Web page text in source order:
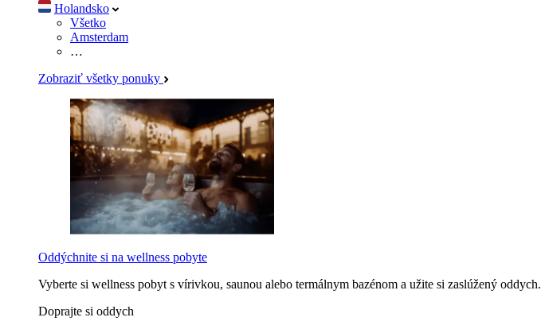
Holandsko
Všetko
Amsterdam
…
Zobraziť všetky ponuky
Oddýchnite si na wellness pobyte
Vyberte si wellness pobyt s vírivkou, saunou alebo termálnym bazénom a užite si zaslúžený oddych.
Doprajte si oddych